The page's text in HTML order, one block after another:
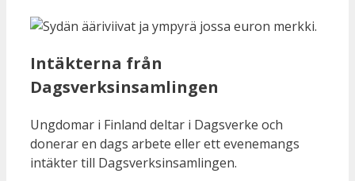
Intäkterna från
Dagsverksinsamlingen
Ungdomar i Finland deltar i Dagsverke och
donerar en dags arbete eller ett evenemangs
intäkter till Dagsverksinsamlingen.